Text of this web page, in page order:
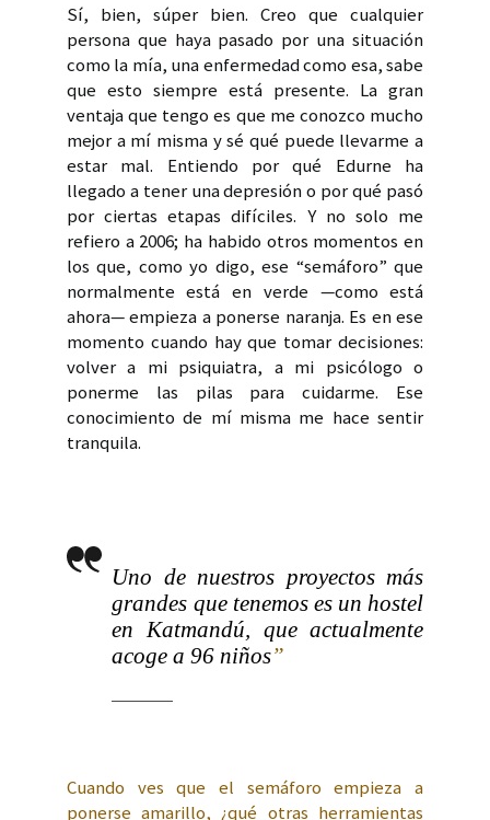
Sí, bien, súper bien. Creo que cualquier
persona que haya pasado por una situación
como la mía, una enfermedad como esa, sabe
que esto siempre está presente. La gran
ventaja que tengo es que me conozco mucho
mejor a mí misma y sé qué puede llevarme a
estar mal. Entiendo por qué Edurne ha
llegado a tener una depresión o por qué pasó
por ciertas etapas difíciles. Y no solo me
refiero a 2006; ha habido otros momentos en
los que, como yo digo, ese “semáforo” que
normalmente está en verde —como está
ahora— empieza a ponerse naranja. Es en ese
momento cuando hay que tomar decisiones:
volver a mi psiquiatra, a mi psicólogo o
ponerme las pilas para cuidarme. Ese
conocimiento de mí misma me hace sentir
tranquila.
Uno de nuestros proyectos más
grandes que tenemos es un hostel
en Katmandú, que actualmente
acoge a 96 niños”
Cuando ves que el semáforo empieza a
ponerse amarillo, ¿qué otras herramientas